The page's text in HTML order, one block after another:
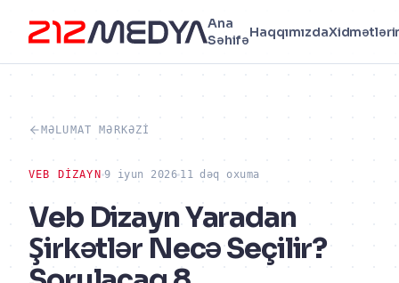
Ana
Səhifə
Haqqımızda
MƏLUMAT MƏRKƏZI
VEB DIZAYN 9 iyun 2026 11 dəq oxuma
Veb Dizayn Yaradan
Şirkətlər Necə Seçilir?